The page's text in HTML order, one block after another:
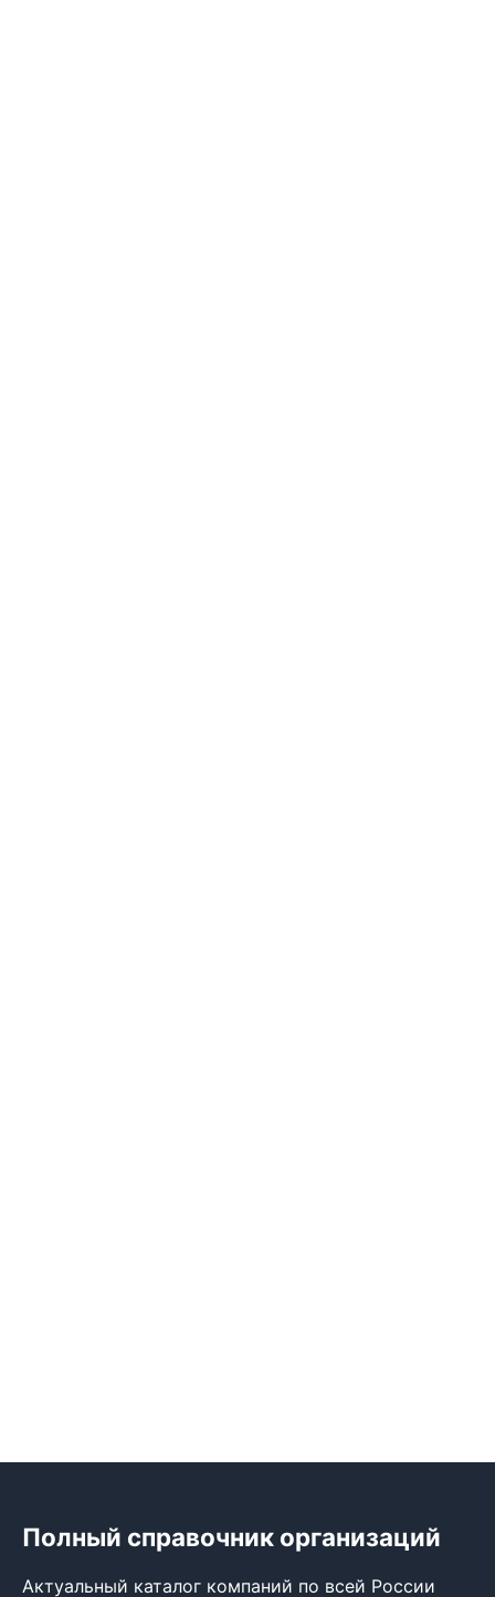
Полный справочник организаций
Актуальный каталог компаний по всей России